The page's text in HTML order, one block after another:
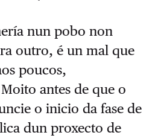
nun pobo non
outro, é un mal que
poucos,
antes de que o
o inicio da fase de
dun proxecto de